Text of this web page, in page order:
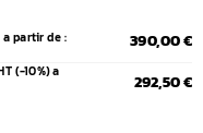
partir de : 390,00 €
(-10%) a
292,50 €